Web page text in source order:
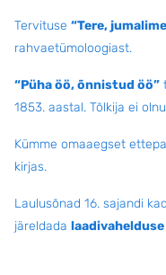
Tervituse “Tere,
rahvaetümoloogiast.
“Püha öö, õnnistud öö”
1853. aastal. Tõlkija ei
Kümme omaaegset
kirjas.
Laulusõnad 16. sajandi
järeldada laadivahelduse